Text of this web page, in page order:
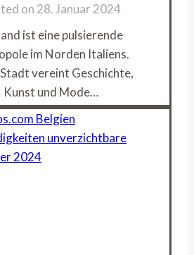
on 28. Januar 2024
ist eine pulsierende
im Norden Italiens.
vereint Geschichte,
Kunst und Mode…